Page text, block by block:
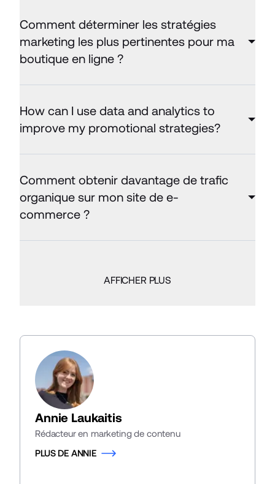
Comment déterminer les stratégies
marketing les plus pertinentes pour ma
boutique en ligne ?
How can I use data and analytics to
improve my promotional strategies?
Comment obtenir davantage de trafic
organique sur mon site de e-
commerce ?
AFFICHER PLUS
Annie Laukaitis
Rédacteur en marketing de contenu
PLUS DE ANNIE